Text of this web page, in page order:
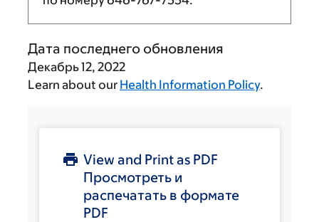
Дата последнего обновления
Декабрь 12, 2022
Learn about our Health Information Policy.
View and Print as PDF
Просмотреть и
распечатать в формате
PDF